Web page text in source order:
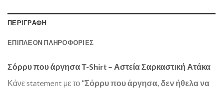
ΠΕΡΙΓΡΑΦΉ
ΕΠΙΠΛΈΟΝ ΠΛΗΡΟΦΟΡΊΕΣ
Σόρρυ που άργησα T-Shirt – Αστεία Σαρκαστική Ατάκα
Κάνε statement με το“Σόρρυ που άργησα, δεν ήθελα να